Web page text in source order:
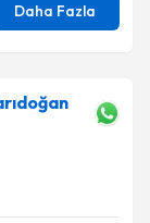
Daha Fazla